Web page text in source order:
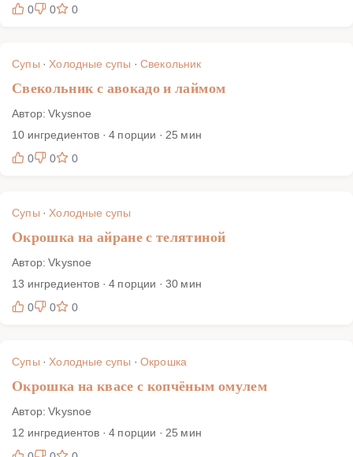
0
0 0
Супы ·Холодные супы · Свекольник
Свекольник с авокадо и лаймом
Автор: Vkysnoe
10 ингредиентов · 4 порции · 25 мин
0
0 0
Супы ·Холодные супы
Окрошка на айране с телятиной
Автор: Vkysnoe
13 ингредиентов · 4 порции · 30 мин
0
0 0
Супы ·Холодные супы · Окрошка
Окрошка на квасе с копчёным омулем
Автор: Vkysnoe
12 ингредиентов · 4 порции · 25 мин